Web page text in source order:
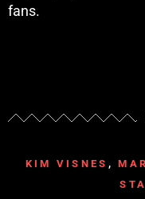
fans.
KIM VISNES ,